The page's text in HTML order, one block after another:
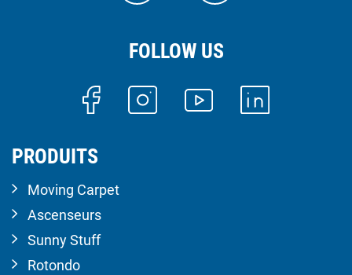
FOLLOW US
PRODUITS
Moving Carpet
Ascenseurs
Sunny Stuff
Rotondo